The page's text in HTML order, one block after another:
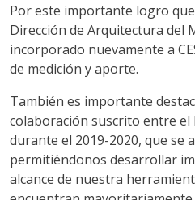
Por este importante logro
Dirección de Arquitectura del
incorporado nuevamente a
de medición y aporte.
También es importante
colaboración suscrito entre el
durante el 2019-2020, que se
permitiéndonos desarrollar
alcance de nuestra